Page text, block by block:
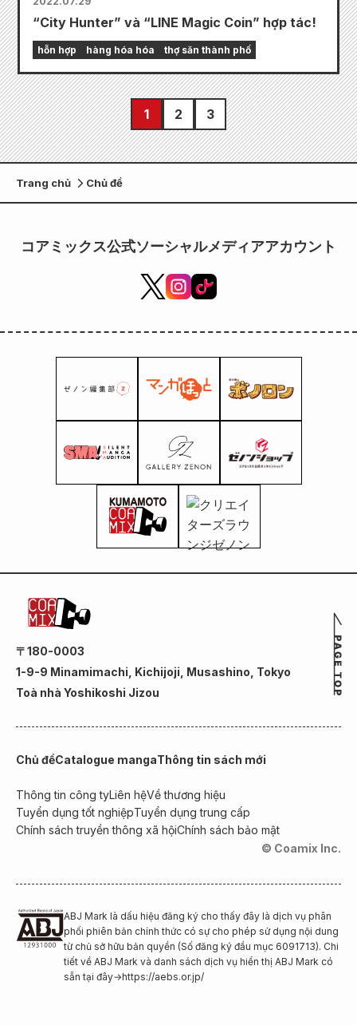
“City Hunter” và “LINE Magic Coin” hợp tác!
hỗn hợp hàng hóa hóa thợ săn thành phố
1 2 3
Trang chủ Chủ đề
コアミックス公式ソーシャルメディアアカウント
〒180-0003
1-9-9 Minamimachi, Kichijoji, Musashino, Tokyo
Toà nhà Yoshikoshi Jizou
Chủ đềCatalogue mangaThông tin sách mới
Thông tin công tyLiên hệVề thương hiệu
Tuyển dụng tốt nghiệpTuyển dụng trung cấp
Chính sách truyền thông xã hộiChính sách bảo mật
© Coamix Inc.
ABJ Mark là dấu hiệu đăng ký cho thấy đây là dịch vụ phân
phối phiên bản chính thức có sự cho phép sử dụng nội dung
từ chủ sở hữu bản quyền (Số đăng ký đầu mục 6091713). Chi
tiết về ABJ Mark và danh sách dịch vụ hiển thị ABJ Mark có
sẵn tại đây→https://aebs.or.jp/